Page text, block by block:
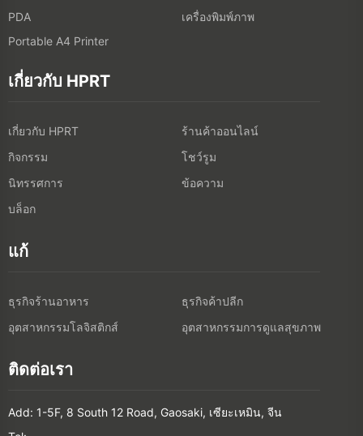
PDA
เครื่องพิมพ์ภาพ
Portable A4 Printer
เกี่ยวกับ HPRT
เกี่ยวกับ HPRT
ร้านค้าออนไลน์
กิจกรรม
โชว์รูม
นิทรรศการ
ข้อความ
บล็อก
แก้
ธุรกิจร้านอาหาร
ธุรกิจค้าปลีก
อุตสาหกรรมโลจิสติกส์
อุตสาหกรรมการดูแลสุขภาพ
ติดต่อเรา
Add: 1-5F, 8 South 12 Road, Gaosaki, เซียะเหมิน, จีน